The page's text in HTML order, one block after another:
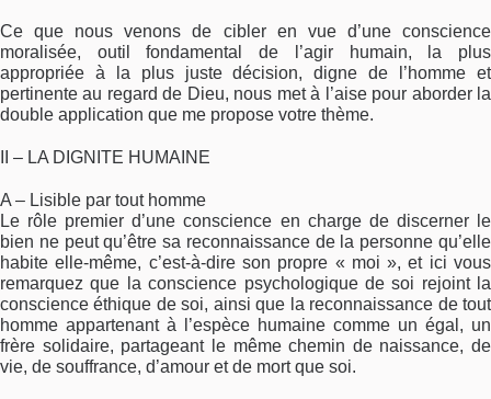
Ce que nous venons de cibler en vue d’une conscience
moralisée, outil fondamental de l’agir humain, la plus
appropriée à la plus juste décision, digne de l’homme et
pertinente au regard de Dieu, nous met à l’aise pour aborder la
double application que me propose votre thème.
II – LA DIGNITE HUMAINE
A – Lisible par tout homme
Le rôle premier d’une conscience en charge de discerner le
bien ne peut qu’être sa reconnaissance de la personne qu’elle
habite elle-même, c’est-à-dire son propre « moi », et ici vous
remarquez que la conscience psychologique de soi rejoint la
conscience éthique de soi, ainsi que la reconnaissance de tout
homme appartenant à l’espèce humaine comme un égal, un
frère solidaire, partageant le même chemin de naissance, de
vie, de souffrance, d’amour et de mort que soi.